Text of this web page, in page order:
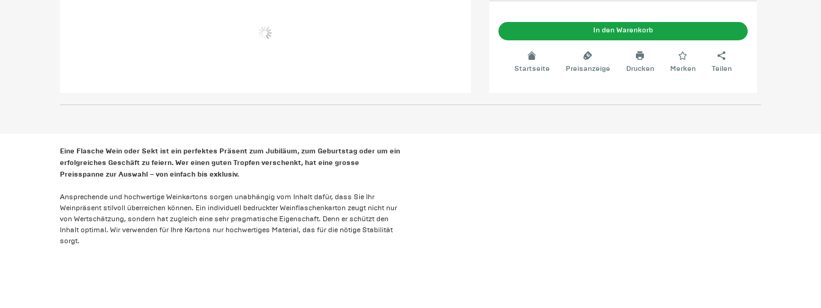
In den Warenkorb
Startseite Preisanzeige Drucken Merken Teilen
Eine Flasche Wein oder Sekt ist ein perfektes Präsent zum Jubiläum, zum Geburtstag oder um ein
erfolgreiches Geschäft zu feiern. Wer einen guten Tropfen verschenkt, hat eine grosse
Preisspanne zur Auswahl – von einfach bis exklusiv.
Ansprechende und hochwertige Weinkartons sorgen unabhängig vom Inhalt dafür, dass Sie Ihr
Weinpräsent stilvoll überreichen können. Ein individuell bedruckter Weinflaschenkarton zeugt nicht nur
von Wertschätzung, sondern hat zugleich eine sehr pragmatische Eigenschaft. Denn er schützt den
Inhalt optimal. Wir verwenden für Ihre Kartons nur hochwertiges Material, das für die nötige Stabilität
sorgt.